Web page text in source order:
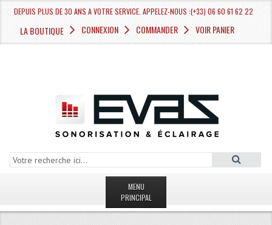
DEPUIS PLUS DE 30 ANS A VOTRE SERVICE. APPELEZ-NOUS :(+33) 06 60 61 62 22
LA BOUTIQUE CONNEXION COMMANDER VOIR PANIER
MENU
PRINCIPAL